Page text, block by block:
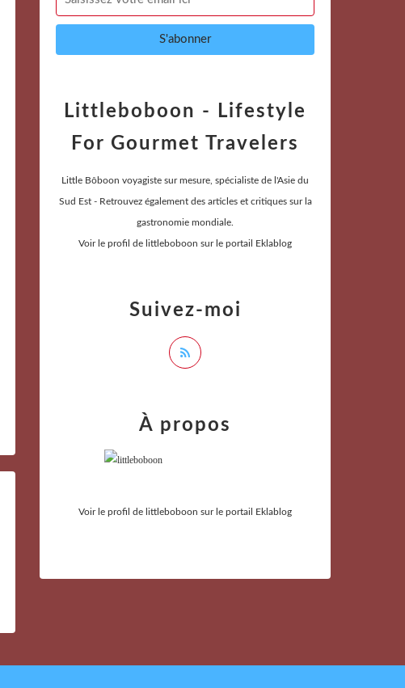
Littleboboon - Lifestyle
For Gourmet Travelers
Little Bôboon voyagiste sur mesure, spécialiste de l'Asie du
Sud Est - Retrouvez également des articles et critiques sur la
gastronomie mondiale.
Voir le profil de littleboboon sur le portail Eklablog
Suivez-moi
À propos
Voir le profil de littleboboon sur le portail Eklablog